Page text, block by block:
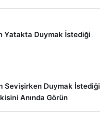
Yatakta Duymak İstediği
Sevişirken Duymak İstediği
Anında Görün